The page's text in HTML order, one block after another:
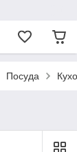
Посуда